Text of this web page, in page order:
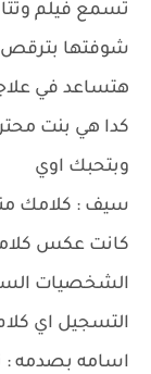
تسمع فيلم
شوفتها بترقص
هتساعد في
كدا هي بنت
وبتحبك اوي
سيف : كلامك
كانت عكس
الشخصيات
التسجيل اي
اسامه بصدمه